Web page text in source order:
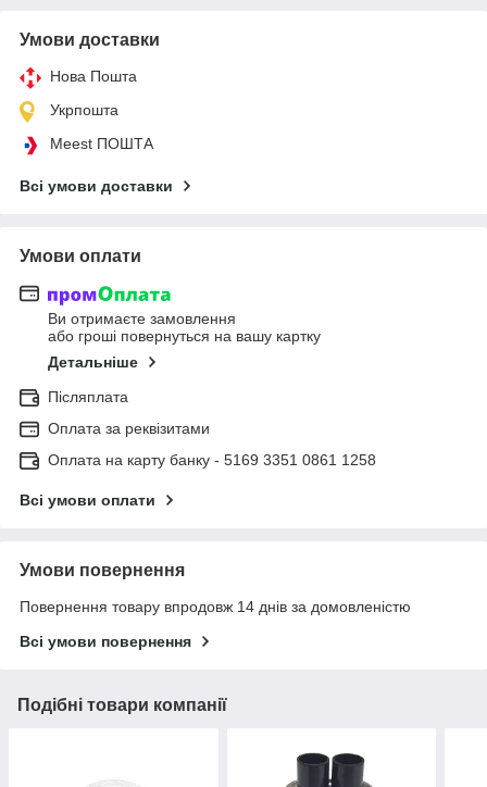
Умови доставки
Нова Пошта
Укрпошта
Meest ПОШТА
Всі умови доставки
Умови оплати
Ви отримаєте замовлення
або гроші повернуться на вашу картку
Детальніше
Післяплата
Оплата за реквізитами
Оплата на карту банку - 5169 3351 0861 1258
Всі умови оплати
Умови повернення
Повернення товару впродовж 14 днів за домовленістю
Всі умови повернення
Подібні товари компанії